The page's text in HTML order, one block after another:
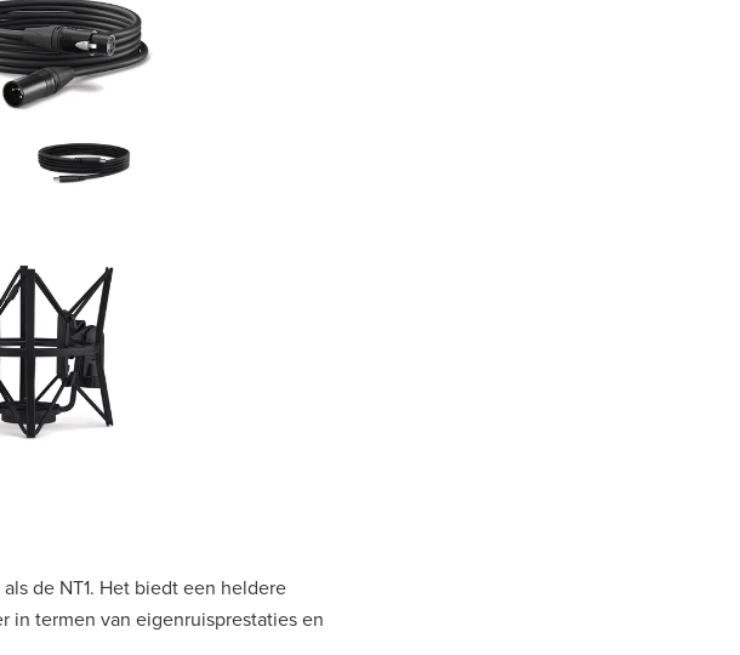
de NT1. Het biedt een heldere
in termen van eigenruisprestaties en